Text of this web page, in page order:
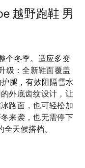
越野跑鞋 男
个冬季。适应多变
级：全新鞋面覆盖
腿，有效阻隔雪水
外底齿纹设计，让
路面，也可轻松加
来袭，也无需停下
天候搭档。